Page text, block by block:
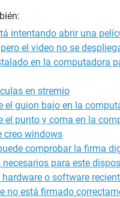
intentando abrir una
el video no se
en la computadora
en stremio
el guion bajo en la
el punto y coma en la
creo windows
comprobar la firma
para este
o software
no está firmado